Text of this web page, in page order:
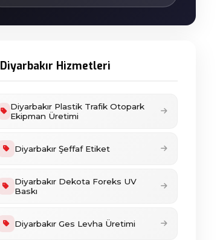
Diyarbakır Hizmetleri
Diyarbakır Plastik Trafik Otopark
Ekipman Üretimi
Diyarbakır Şeffaf Etiket
Diyarbakır Dekota Foreks UV
Baskı
Diyarbakır Ges Levha Üretimi